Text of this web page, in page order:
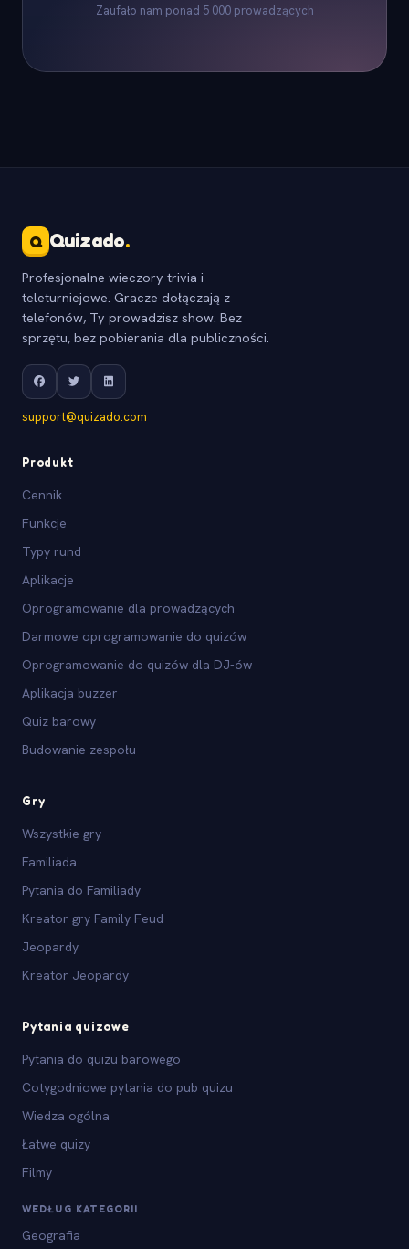
Zaufało nam ponad 5 000 prowadzących
Q Quizado.
Profesjonalne wieczory trivia i
teleturniejowe. Gracze dołączają z
telefonów, Ty prowadzisz show. Bez
sprzętu, bez pobierania dla publiczności.
support@quizado.com
Produkt
Cennik
Funkcje
Typy rund
Aplikacje
Oprogramowanie dla prowadzących
Darmowe oprogramowanie do quizów
Oprogramowanie do quizów dla DJ-ów
Aplikacja buzzer
Quiz barowy
Budowanie zespołu
Gry
Wszystkie gry
Familiada
Pytania do Familiady
Kreator gry Family Feud
Jeopardy
Kreator Jeopardy
Pytania quizowe
Pytania do quizu barowego
Cotygodniowe pytania do pub quizu
Wiedza ogólna
Łatwe quizy
Filmy
WEDŁUG KATEGORII
Geografia